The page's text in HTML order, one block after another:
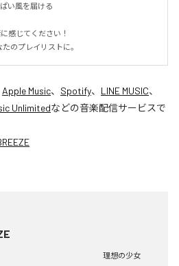
い風を届ける
のプレイリストに。
Apple Music、 Spotify、 LINE MUSIC、
Unlimitedなどの音楽配信サービスで
理想の少女